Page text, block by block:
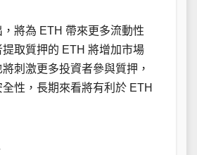
，將為 ETH 帶來更多流動性
取質押的 ETH 將增加市場
刺激更多投資者參與質押，
性，長期來看將有利於 ETH